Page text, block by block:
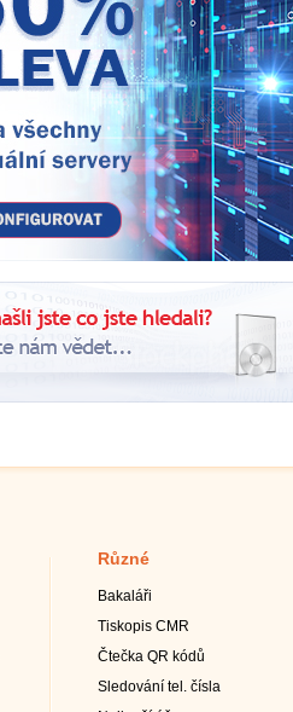
Různé
Bakaláři
Tiskopis CMR
Čtečka QR kódů
Sledování tel. čísla